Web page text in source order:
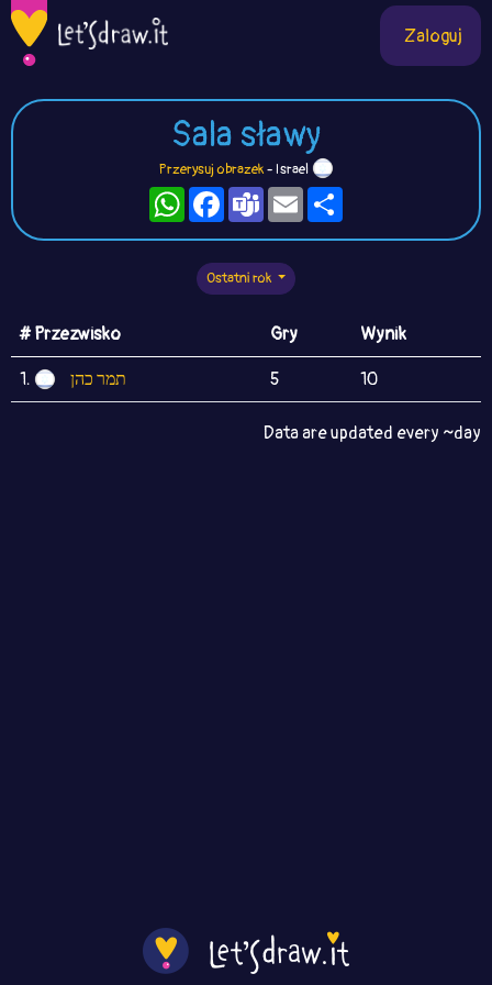
Zaloguj
Sala sławy
Przerysuj obrazek- Israel
WhatsAppFacebook
TeamsEmail
Ostatni rok
# Przezwisko Gry Wynik
1. תמר כהן 5 10
Data are updated every ~day